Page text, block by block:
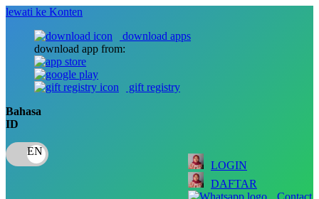
lewati ke Konten
download apps
download app from:
gift registry
Bahasa
ID
LOGIN
DAFTAR
Contact